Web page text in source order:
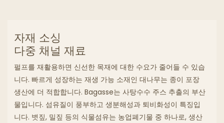
자재 소싱
다중 채널 재료
펄프를 재활용하면 신선한 목재에 대한 수요가 줄어들 수 있습
니다. 빠르게 성장하는 재생 가능 소재인 대나무는 종이 포장
생산에 더 적합합니다. Bagasse는 사탕수수 주스 추출의 부산
물입니다. 섬유질이 풍부하고 생분해성과 퇴비화성이 특징입
니다. 볏짚, 밀짚 등의 식물섬유는 농업폐기물 중 하나로, 생산